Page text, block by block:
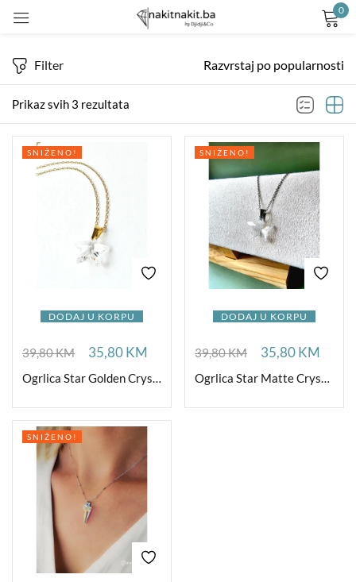
0
Prikaz svih 3 rezultata
Filter Razvrstaj po popularnosti
DODAJ U KORPU
SNIŽENO!
39,80KM 35,80KM
Ogrlica Star Golden Crystal Ag
DODAJ U KORPU
SNIŽENO!
39,80KM 35,80KM
Ogrlica Star Matte Crystal Ag
SNIŽENO!
Remember me Lost password?
CREATE AN ACCOUNT